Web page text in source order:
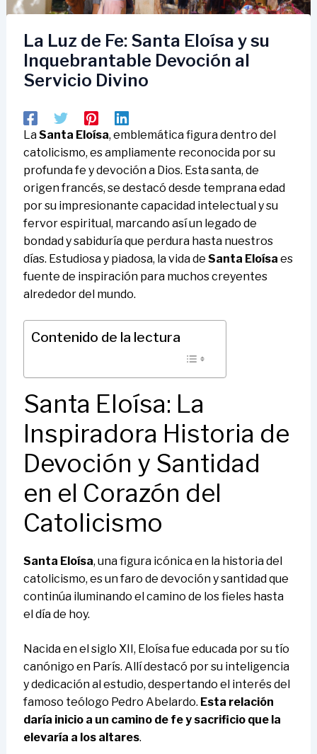
La Luz de Fe: Santa Eloísa y su
Inquebrantable Devoción al
Servicio Divino
LaSanta Eloísa, emblemática figura dentro del
catolicismo, es ampliamente reconocida por su
profunda fe y devoción a Dios. Esta santa, de
origen francés, se destacó desde temprana edad
por su impresionante capacidad intelectual y su
fervor espiritual, marcando así un legado de
bondad y sabiduría que perdura hasta nuestros
días. Estudiosa y piadosa, la vida de Santa Eloísa es
fuente de inspiración para muchos creyentes
alrededor del mundo.
Contenido de la lectura
Santa Eloísa: La
Inspiradora Historia de
Devoción y Santidad
en el Corazón del
Catolicismo
Santa Eloísa, una figura icónica en la historia del
catolicismo, es un faro de devoción y santidad que
continúa iluminando el camino de los fieles hasta
el día de hoy.
Nacida en el siglo XII, Eloísa fue educada por su tío
canónigo en París. Allí destacó por su inteligencia
y dedicación al estudio, despertando el interés del
famoso teólogo Pedro Abelardo. Esta relación
daría inicio a un camino de fe y sacrificio que la
elevaría a los altares.